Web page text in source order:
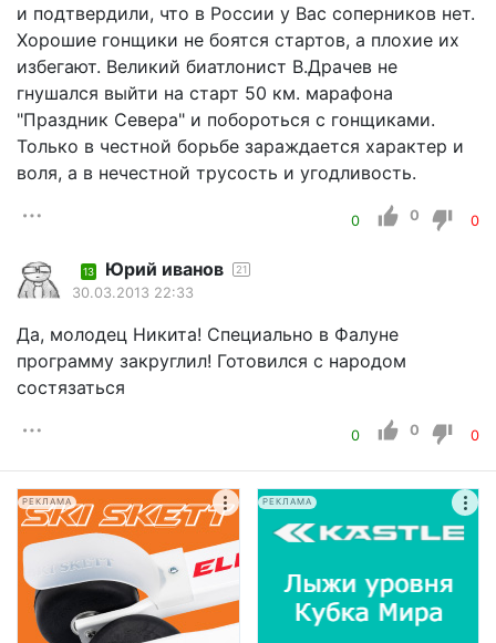
и подтвердили, что в России у Вас соперников нет.
Хорошие гонщики не боятся стартов, а плохие их
избегают. Великий биатлонист В.Драчев не
гнушался выйти на старт 50 км. марафона
"Праздник Севера" и побороться с гонщиками.
Только в честной борьбе зараждается характер и
воля, а в нечестной трусость и угодливость.
0 0 0
13 Юрий иванов 21
30.03.2013 22:33
Да, молодец Никита! Специально в Фалуне
программу закруглил! Готовился с народом
состязаться
0 0 0
РЕКЛАМА РЕКЛАМА